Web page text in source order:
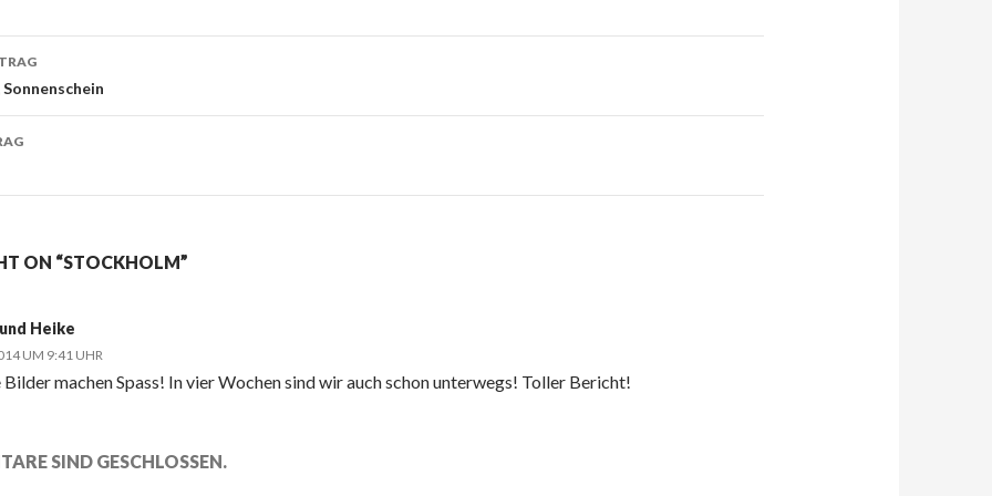
ON “STOCKHOLM”
Heike
UM 9:41 UHR
Bilder machen Spass! In vier Wochen sind wir auch schon unterwegs! Toller Bericht!
SIND GESCHLOSSEN.